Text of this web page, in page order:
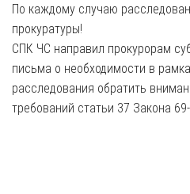
По каждому случаю
прокуратуры!
СПК ЧС направил прокурорам
письма о необходимости в
расследования обратить
требований статьи 37 Закона